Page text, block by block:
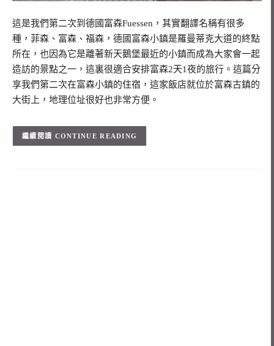
這是我們第二次到德國富森Fuessen，其實翻譯名稱有很多
種，菲森、富森、福森，德國富森小鎮是羅曼蒂克大道的終點
所在，也因為它是離著新天鵝堡最近的小鎮而成為大家會一起
造訪的景點之一，這裏很適合安排富森2天1夜的旅行。這篇分
享我們第二次在富森小鎮的住宿，這家飯店就位於富森古鎮的
大街上，地理位址很好也非常方便。
CONTINUE READING